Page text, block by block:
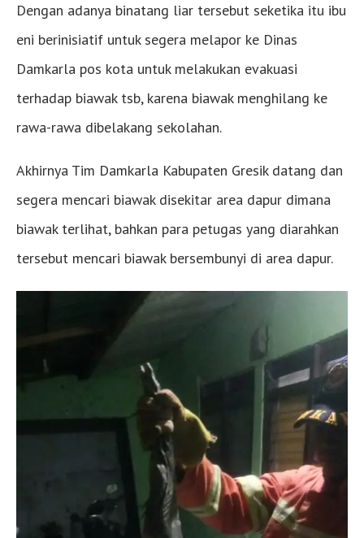
Dengan adanya binatang liar tersebut seketika itu ibu
eni berinisiatif untuk segera melapor ke Dinas
Damkarla pos kota untuk melakukan evakuasi
terhadap biawak tsb, karena biawak menghilang ke
rawa-rawa dibelakang sekolahan.
Akhirnya Tim Damkarla Kabupaten Gresik datang dan
segera mencari biawak disekitar area dapur dimana
biawak terlihat, bahkan para petugas yang diarahkan
tersebut mencari biawak bersembunyi di area dapur.